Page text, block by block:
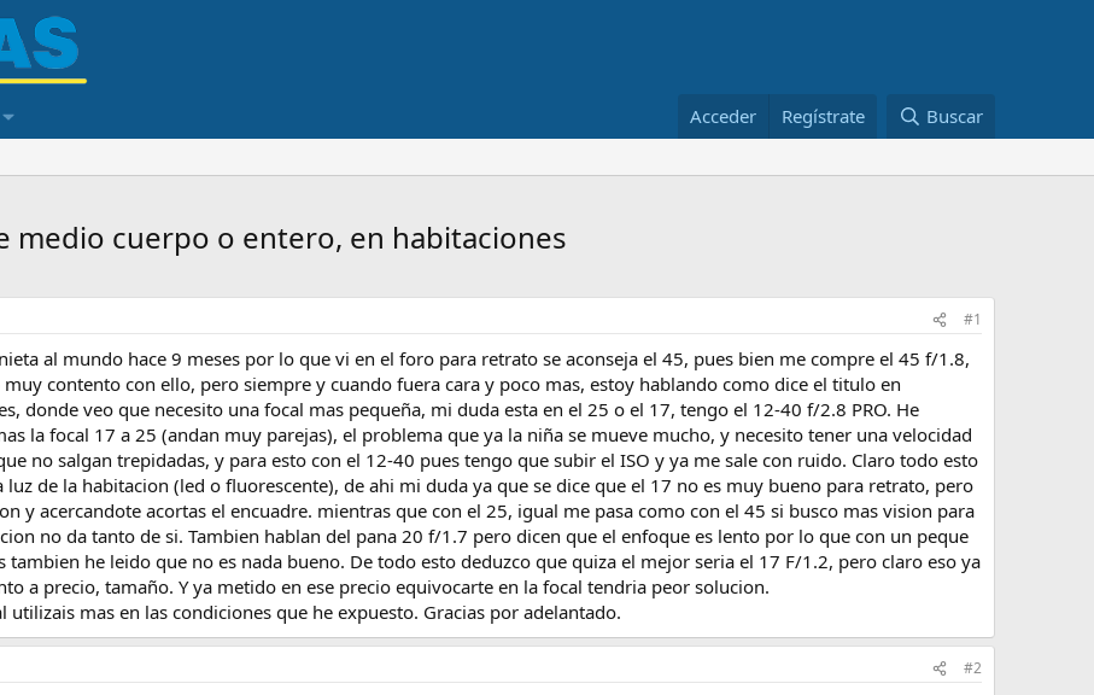
Acceder Regístrate Buscar
medio cuerpo o entero, en habitaciones
#1
al mundo hace 9 meses por lo que vi en el foro para retrato se aconseja el 45, pues bien me compre el 45 f/1.8,
contento con ello, pero siempre y cuando fuera cara y poco mas, estoy hablando como dice el titulo en
donde veo que necesito una focal mas pequeña, mi duda esta en el 25 o el 17, tengo el 12-40 f/2.8 PRO. He
la focal 17 a 25 (andan muy parejas), el problema que ya la niña se mueve mucho, y necesito tener una velocidad
no salgan trepidadas, y para esto con el 12-40 pues tengo que subir el ISO y ya me sale con ruido. Claro todo esto
de la habitacion (led o fluorescente), de ahi mi duda ya que se dice que el 17 no es muy bueno para retrato, pero
y acercandote acortas el encuadre. mientras que con el 25, igual me pasa como con el 45 si busco mas vision para
no da tanto de si. Tambien hablan del pana 20 f/1.7 pero dicen que el enfoque es lento por lo que con un peque
tambien he leido que no es nada bueno. De todo esto deduzco que quiza el mejor seria el 17 F/1.2, pero claro eso ya
a precio, tamaño. Y ya metido en ese precio equivocarte en la focal tendria peor solucion.
mas en las condiciones que he expuesto. Gracias por adelantado.
#2